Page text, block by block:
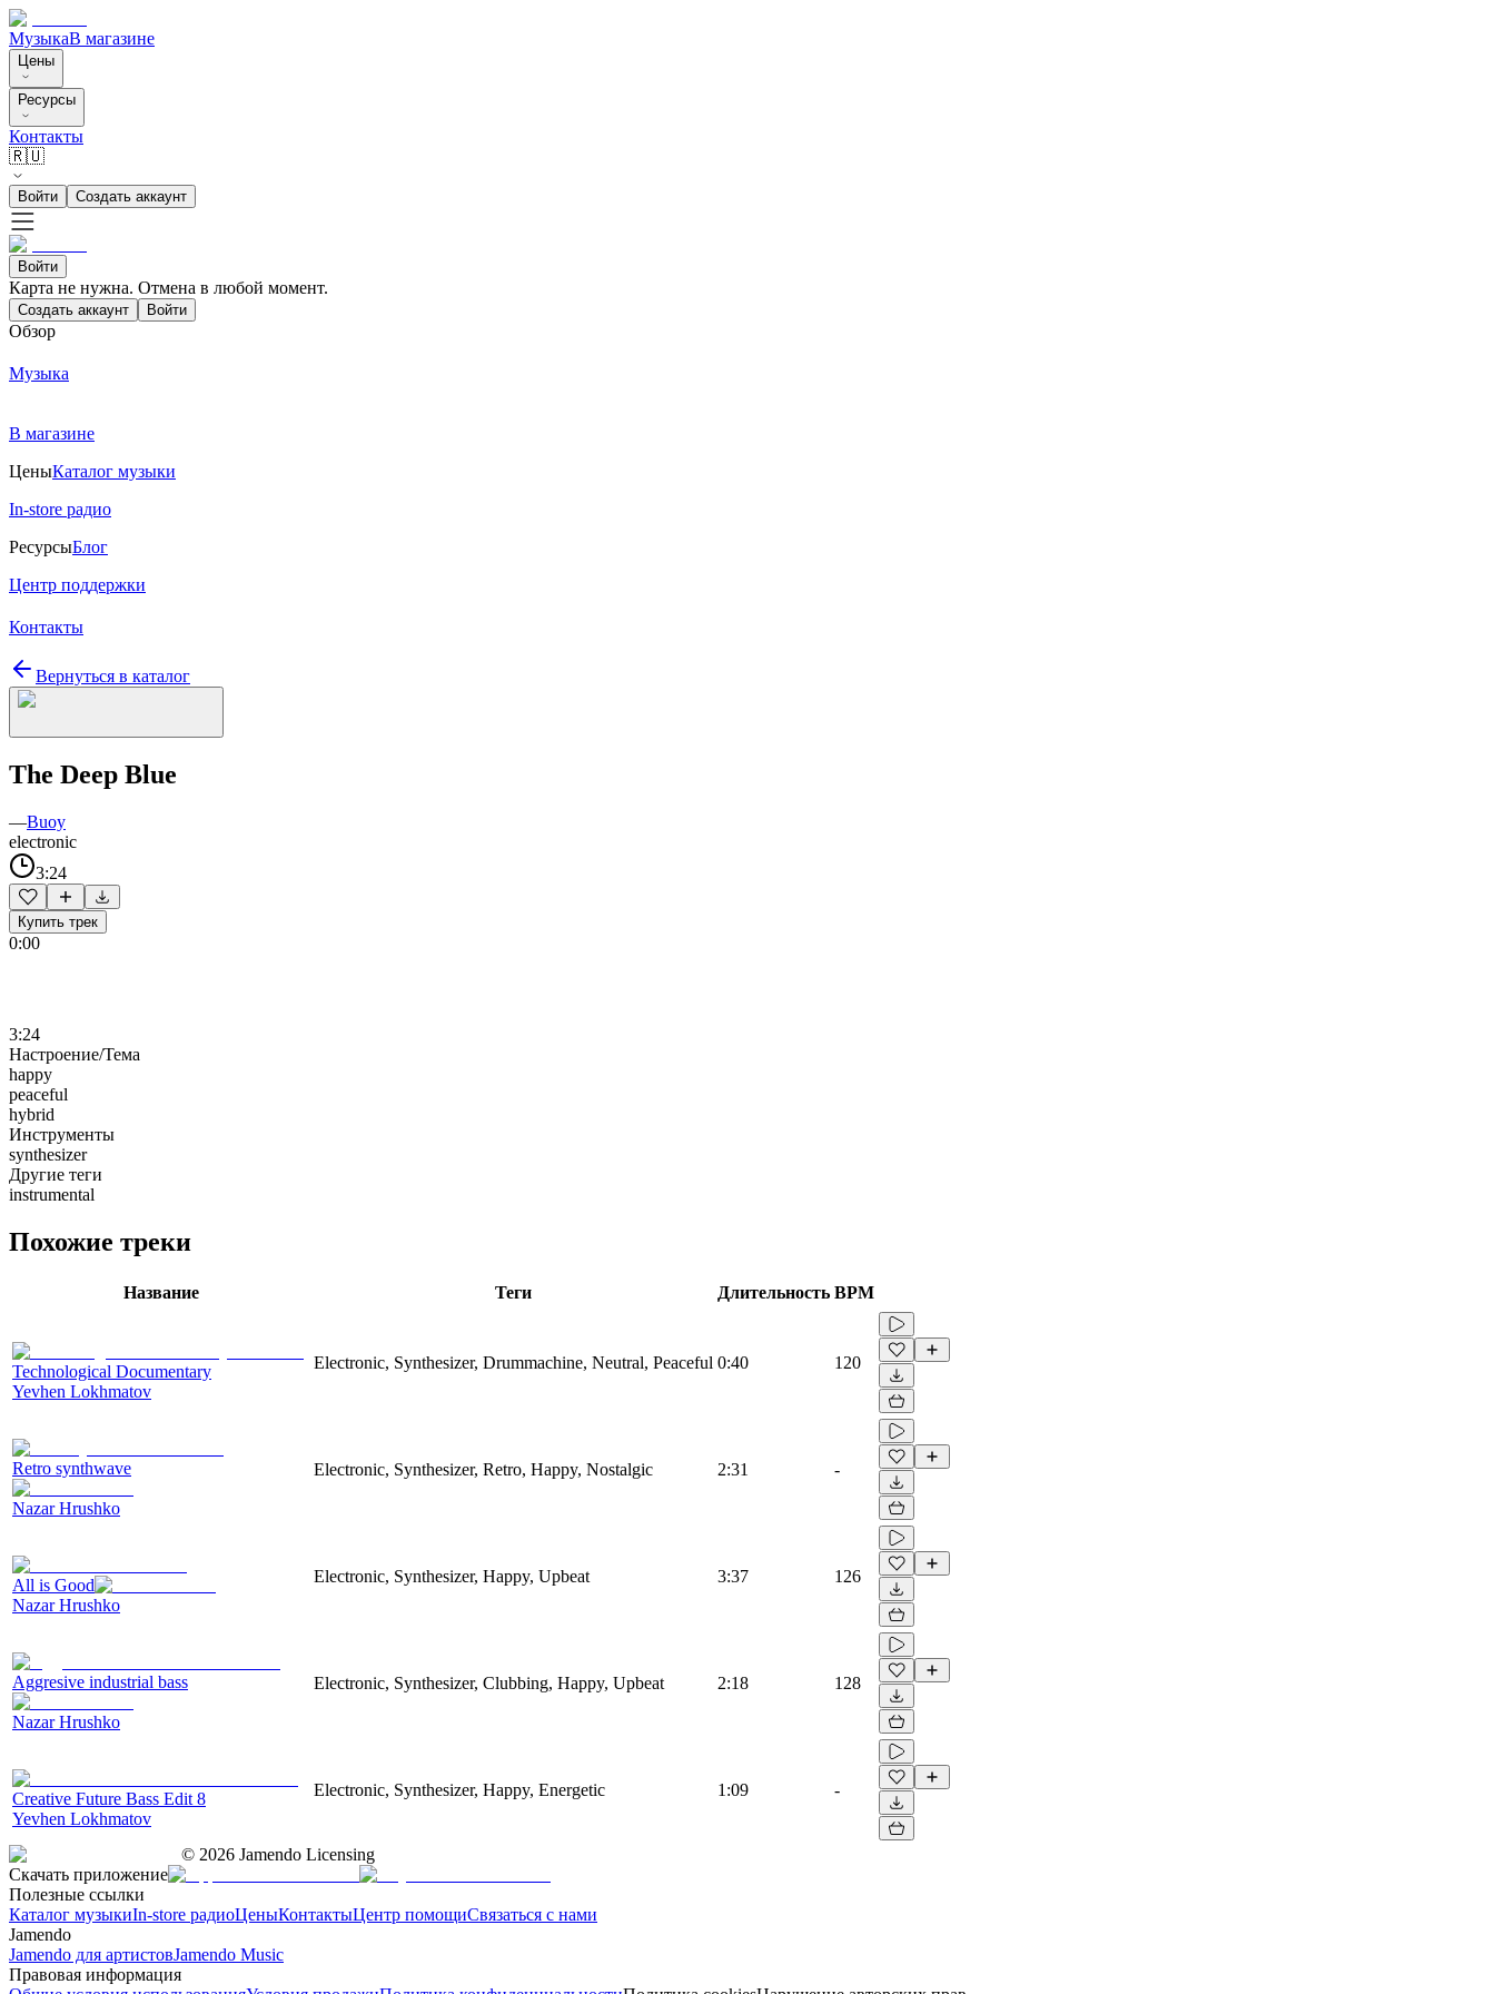
МузыкаВ магазине
Цены
Ресурсы
Контакты
🇷🇺
Войти Создать аккаунт
Войти
Карта не нужна. Отмена в любой момент.
Создать аккаунт Войти
Обзор
Музыка
В магазине
ЦеныКаталог музыки
In-store радио
РесурсыБлог
Центр поддержки
Контакты
Вернуться в каталог
The Deep Blue
—Buoy
electronic
3:24
Купить трек
0:00
3:24
Настроение/Тема
happy
peaceful
hybrid
Инструменты
synthesizer
Другие теги
instrumental
Похожие треки
Название Теги Длительность BPM
Technological Documentary
Yevhen Lokhmatov
Electronic, Synthesizer, Drummachine, Neutral, Peaceful 0:40 120
Retro synthwave
Nazar Hrushko
Electronic, Synthesizer, Retro, Happy, Nostalgic 2:31 -
All is Good
Nazar Hrushko
Electronic, Synthesizer, Happy, Upbeat 3:37 126
Aggresive industrial bass
Nazar Hrushko
Electronic, Synthesizer, Clubbing, Happy, Upbeat 2:18 128
Creative Future Bass Edit 8
Yevhen Lokhmatov
Electronic, Synthesizer, Happy, Energetic 1:09 -
© 2026 Jamendo Licensing
Скачать приложение
Полезные ссылки
Каталог музыкиIn-store радиоЦеныКонтактыЦентр помощиСвязаться с нами
Jamendo
Jamendo для артистовJamendo Music
Правовая информация